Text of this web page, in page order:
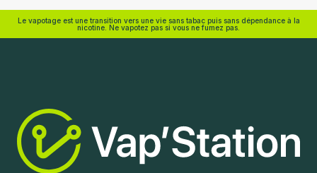
Le vapotage est une transition vers une vie sans tabac puis sans dépendance à la
nicotine. Ne vapotez pas si vous ne fumez pas.